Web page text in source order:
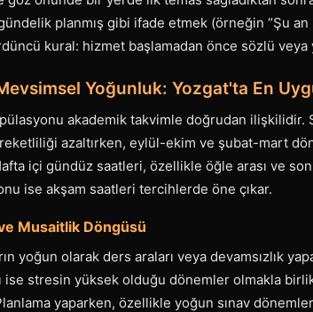
planmış gibi ifade etmek (örneğin “Şu an
kural: hizmet başlamadan önce sözlü veya
Yoğunluk: Yozgat'ta En
akademik takvimle doğrudan ilişkilidir.
azaltırken, eylül-ekim ve şubat-mart
içi gündüz saatleri, özellikle öğle arası ve
ise akşam saatleri tercihlerde öne çıkar.
Musaitlik Döngüsü
yoğun olarak ders araları veya devamsızlık
ise stresin yüksek olduğu dönemler olmakla
yaparken, özellikle yoğun sınav